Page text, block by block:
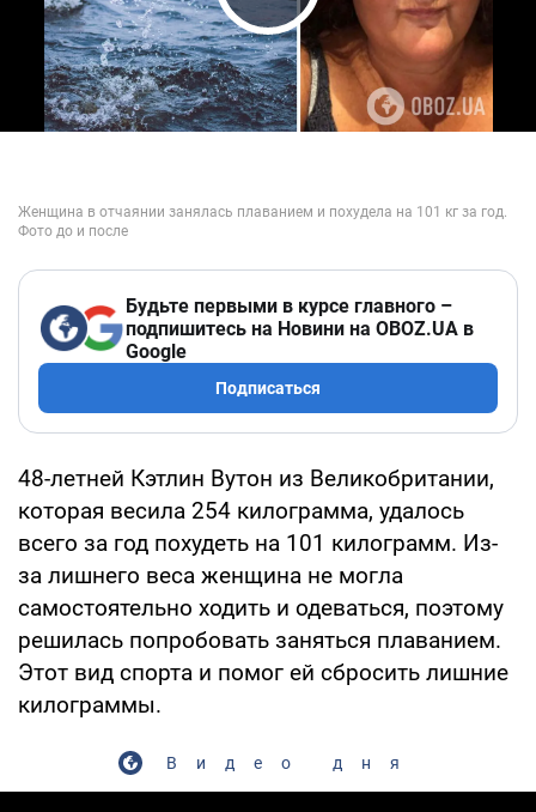
Play Video
Будьте первыми в курсе главного –
подпишитесь на Новини на OBOZ.UA в
Google
Подписаться
48-летней Кэтлин Вутон из Великобритании,
которая весила 254 килограмма, удалось
всего за год похудеть на 101 килограмм. Из-
за лишнего веса женщина не могла
самостоятельно ходить и одеваться, поэтому
решилась попробовать заняться плаванием.
Этот вид спорта и помог ей сбросить лишние
килограммы.
Видео дня